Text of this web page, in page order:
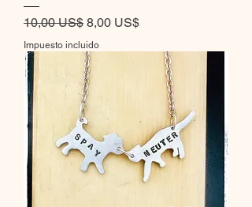
Precio
10,00 US$ Precio de oferta
8,00 US$
Impuesto incluido